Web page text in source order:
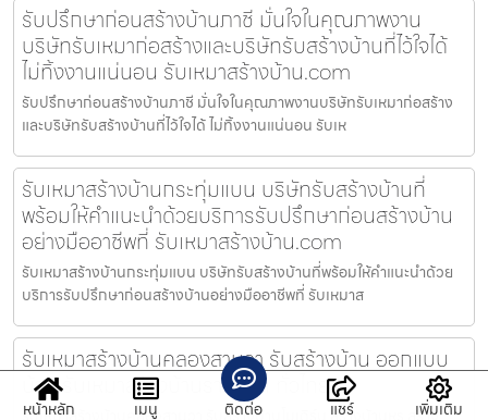
รับปรึกษาก่อนสร้างบ้านภาชี มั่นใจในคุณภาพงาน
บริษัทรับเหมาก่อสร้างและบริษัทรับสร้างบ้านที่ไว้ใจได้
ไม่ทิ้งงานแน่นอน รับเหมาสร้างบ้าน.com
รับปรึกษาก่อนสร้างบ้านภาชี มั่นใจในคุณภาพงานบริษัทรับเหมาก่อสร้าง
และบริษัทรับสร้างบ้านที่ไว้ใจได้ ไม่ทิ้งงานแน่นอน รับเห
รับเหมาสร้างบ้านกระทุ่มแบน บริษัทรับสร้างบ้านที่
พร้อมให้คำแนะนำด้วยบริการรับปรึกษาก่อนสร้างบ้าน
อย่างมืออาชีพที่ รับเหมาสร้างบ้าน.com
รับเหมาสร้างบ้านกระทุ่มแบน บริษัทรับสร้างบ้านที่พร้อมให้คำแนะนำด้วย
บริการรับปรึกษาก่อนสร้างบ้านอย่างมืออาชีพที่ รับเหมาส
รับเหมาสร้างบ้านคลองสามวา รับสร้างบ้าน ออกแบบ
บ้าน รับเหมาสร้างบ้านราคาถูก ทั่วไทย
หน้าหลัก เมนู ติดต่อ แชร์ เพิ่มเติม